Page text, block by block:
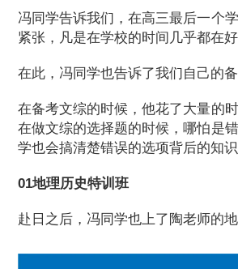
冯同学告诉我们，在高三最后一个
紧张，凡是在学校的时间几乎都在好
在此，冯同学也告诉了我们自己的备
在备考文综的时候，他花了大量的
在做文综的选择题的时候，哪怕是
学也会搞清楚错误的选项背后的知识
01地理历史特训班
赴日之后，冯同学也上了陶老师的地